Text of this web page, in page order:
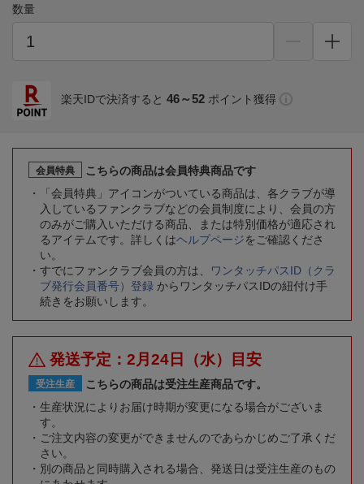
数量
楽天IDで決済すると 46～52 ポイント獲得
会員特典
こちらの商品は会員特典商品です
「会員特典」アイコンがついている商品は、各クラブが導
入しているファンクラブなどの会員制度により、会員の方
のみがご購入いただける商品、または特別価格が適応され
るアイテムです。詳しくはヘルプページをご確認くださ
い。
すでにファンクラブ会員の方は、
ワンタッチパスID（クラ
ブ発行会員番号）登録 からワンタッチパスIDの紐付け手
続きをお願いします。
発送予定：2月24日（水）目安
受注生産
こちらの商品は受注生産商品です。
生産状況によりお届け時期が変更になる場合がございま
す。
ご注文内容の変更ができませんのであらかじめご了承くだ
さい。
別の商品と同時購入される場合、発送日は受注生産のもの